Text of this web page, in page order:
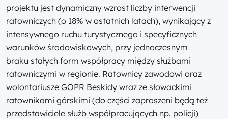
projektu jest dynamiczny wzrost liczby interwencji
ratowniczych (o 18% w ostatnich latach), wynikający z
intensywnego ruchu turystycznego i specyficznych
warunków środowiskowych, przy jednoczesnym
braku stałych form współpracy między służbami
ratowniczymi w regionie. Ratownicy zawodowi oraz
wolontariusze GOPR Beskidy wraz ze słowackimi
ratownikami górskimi (do części zaproszeni będą też
przedstawiciele służb współpracujących np. policji)